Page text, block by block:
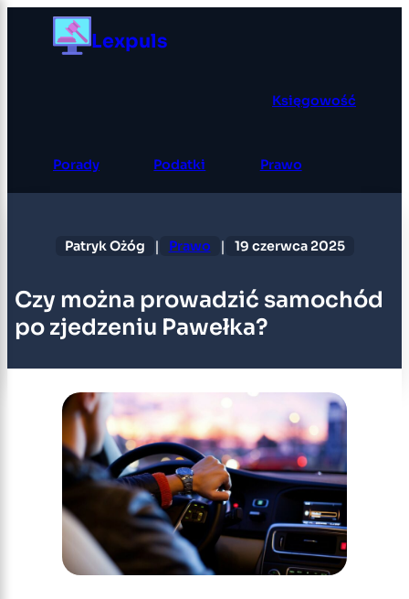
Przejdź
Lexpuls
Księgowość
Porady Podatki Prawo
Patryk Ożóg | Prawo | 19 czerwca 2025
Czy można prowadzić samochód
po zjedzeniu Pawełka?